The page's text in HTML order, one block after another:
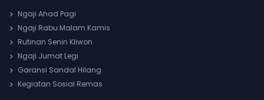
Ngaji Ahad Pagi
Ngaji Rabu Malam Kamis
Rutinan Senin Kliwon
Ngaji Jumat Legi
Garansi Sandal Hilang
Kegiatan Sosial Remas